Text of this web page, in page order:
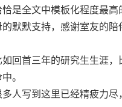
是全文中模板化程度最
默默支持，感谢室友的
回首三年的研究生生涯
。
人写到这里已经精疲力